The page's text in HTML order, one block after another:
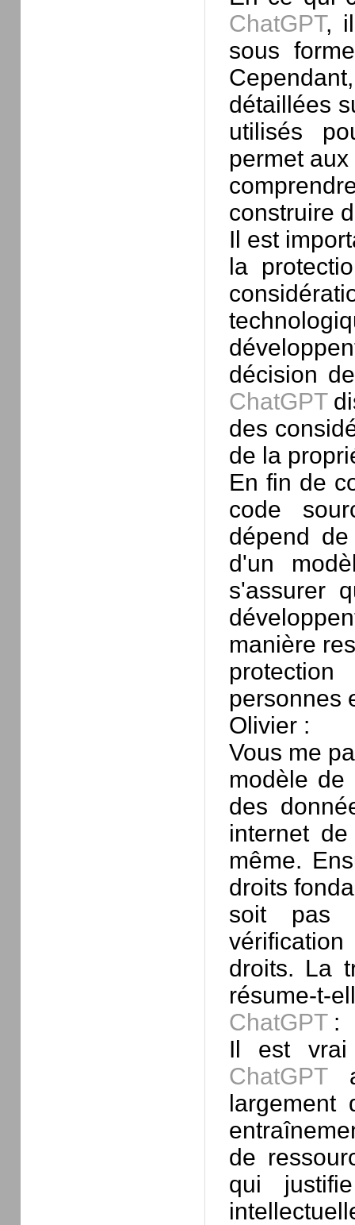
ChatGPT,
sous
détaillées
utilisés
permet
construire
Il est
la
décision
ChatGPT
des
de la
En fin de
code
dépend
d'un
s'assurer
manière
personnes
Olivier :
Vous me
modèle
des
internet
même.
droits
soit pas
droits. La
résume-t-
ChatGPT:
Il est vrai
ChatGPTa
largement
de
qui